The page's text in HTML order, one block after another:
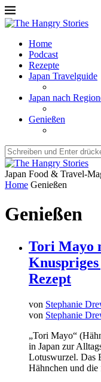
Home
Podcast
Rezepte
Japan Travelguide
Japan nach
Genießen
Japan Food & Travel-
Home Genießen
Genießen
Tori Mayo
Rezept
von Stephanie
von Stephanie
„Tori Mayo“
in Japan zur
Lotuswurzel. Das
Hähnchen und